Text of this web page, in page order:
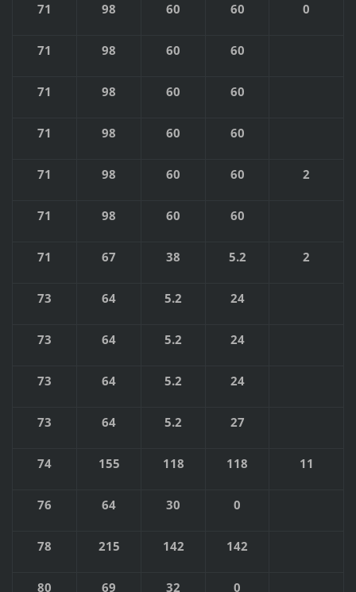
71 98 60 60 0
71 98 60 60
71 98 60 60
71 98 60 60
71 98 60 60 2
71 98 60 60
71 67 38 5.2 2
73 64 5.2 24
73 64 5.2 24
73 64 5.2 24
73 64 5.2 27
74 155 118 118 11
76 64 30 0
78 215 142 142
80 69 32 0